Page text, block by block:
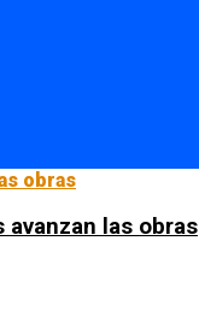
las obras